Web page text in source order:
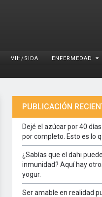
VIH/SIDA ENFERMEDAD
PUBLICACIÓN
Dejé el azúcar por 40
por completo. Esto es lo
¿Sabías que el dahi
inmunidad? Aquí hay
yogur.
Ser amable en realidad